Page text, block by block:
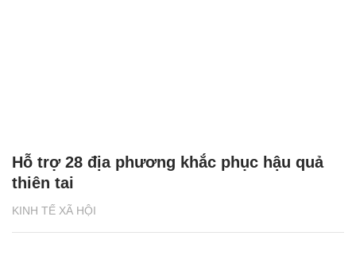
KINH TẾ XÃ HỘI
Hỗ trợ 28 địa phương khắc phục hậu quả
thiên tai